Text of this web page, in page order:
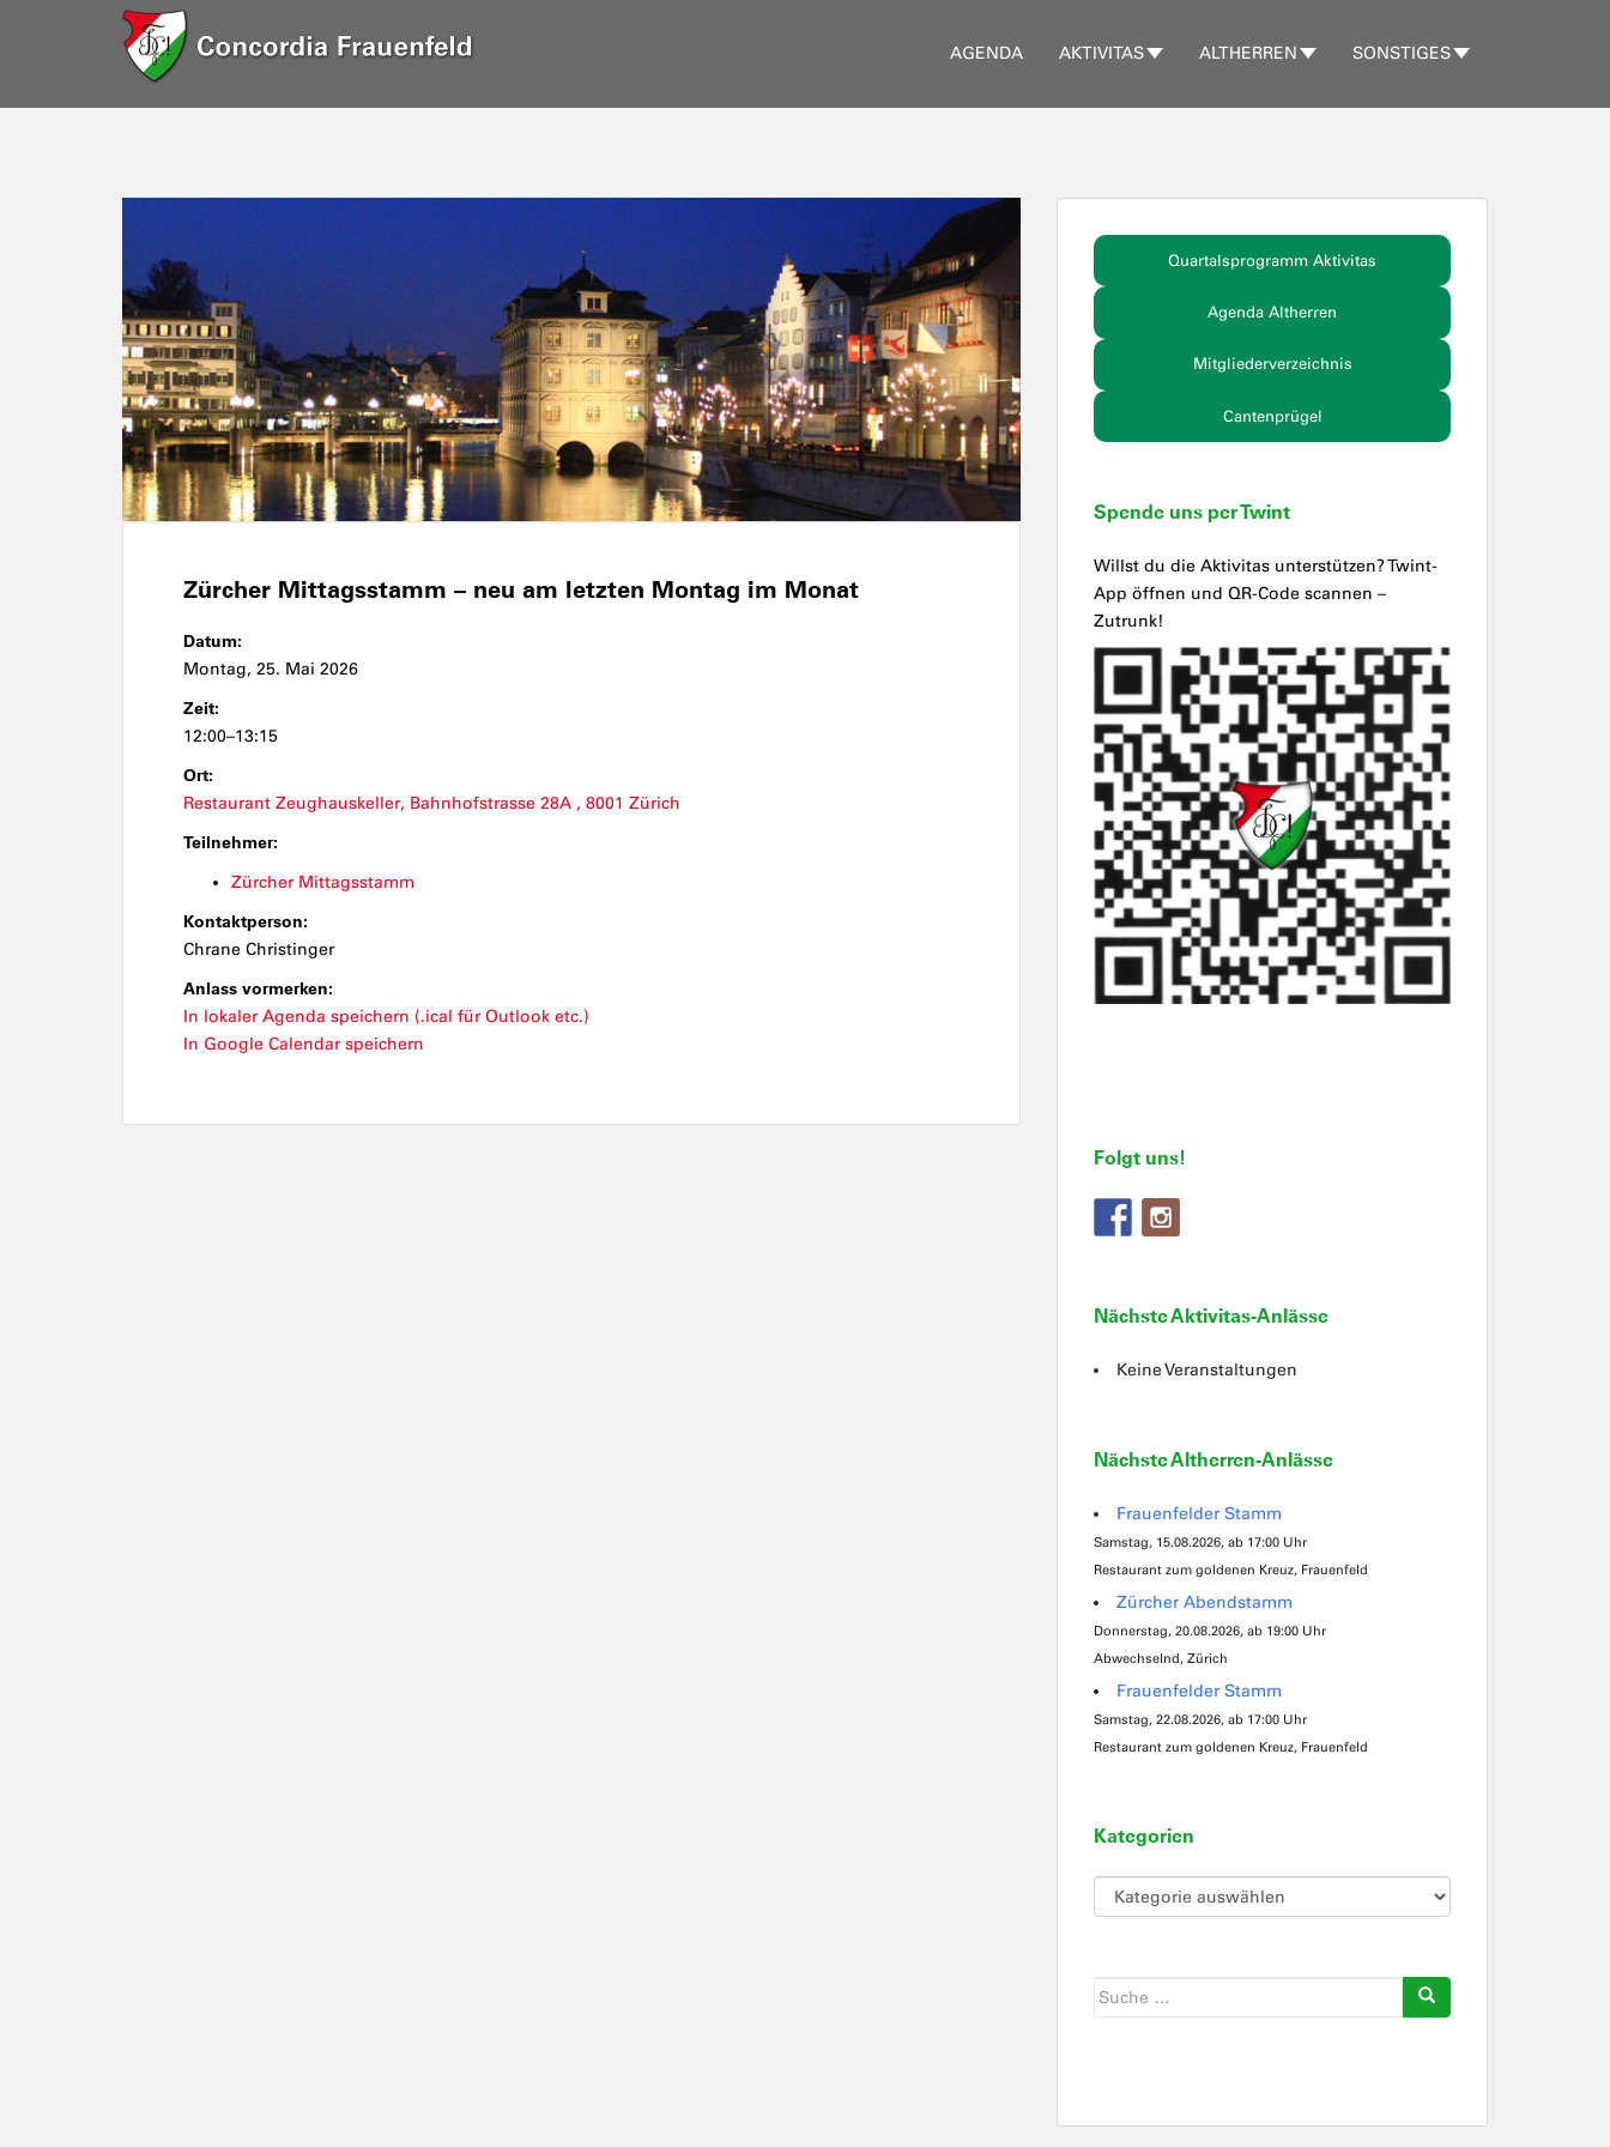
AGENDA AKTIVITAS ALTHERREN SONSTIGES
Zürcher Mittagsstamm – neu am letzten Montag im Monat
Datum:
Montag, 25. Mai 2026
Zeit:
12:00–13:15
Ort:
Restaurant Zeughauskeller, Bahnhofstrasse 28A , 8001 Zürich
Teilnehmer:
Zürcher Mittagsstamm
Kontaktperson:
Chrane Christinger
Anlass vormerken:
In lokaler Agenda speichern (.ical für Outlook etc.)
In Google Calendar speichern
Quartalsprogramm Aktivitas
Agenda Altherren
Mitgliederverzeichnis
Cantenprügel
Spende uns per Twint
Willst du die Aktivitas unterstützen? Twint-
App öffnen und QR-Code scannen –
Zutrunk!
Folgt uns!
Nächste Aktivitas-Anlässe
Keine Veranstaltungen
Nächste Altherren-Anlässe
Frauenfelder Stamm
Samstag, 15.08.2026, ab 17:00 Uhr
Restaurant zum goldenen Kreuz, Frauenfeld
Zürcher Abendstamm
Donnerstag, 20.08.2026, ab 19:00 Uhr
Abwechselnd, Zürich
Frauenfelder Stamm
Samstag, 22.08.2026, ab 17:00 Uhr
Restaurant zum goldenen Kreuz, Frauenfeld
Kategorien
Kategorien
Suche